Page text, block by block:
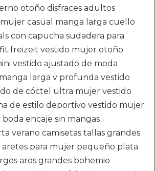
otoño disfraces adultos
casual manga larga cuello
con capucha sudadera para
freizeit vestido mujer otoño
vestido ajustado de moda
larga v profunda vestido
de cóctel ultra mujer vestido
de estilo deportivo vestido mujer
encaje sin mangas
verano camisetas tallas grandes
aretes para mujer pequeño plata
aros grandes bohemio